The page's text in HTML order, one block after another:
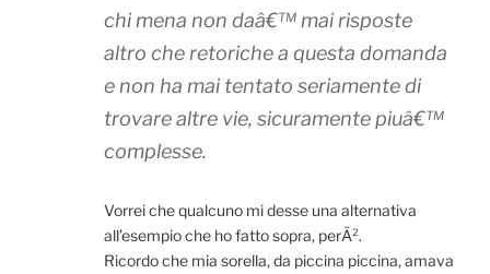
chi mena non daâ€™ mai risposte
altro che retoriche a questa domanda
e non ha mai tentato seriamente di
trovare altre vie, sicuramente piuâ€™
complesse.
Vorrei che qualcuno mi desse una alternativa
all’esempio che ho fatto sopra, perÃ².
Ricordo che mia sorella, da piccina piccina, amava